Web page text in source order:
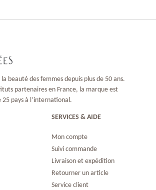
beauté des femmes depuis plus de 50 ans.
partenaires en France, la marque est
25 pays à l’international.
SERVICES & AIDE
Mon compte
Suivi commande
Livraison et expédition
Retourner un article
Service client